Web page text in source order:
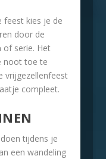
feest kies je de
door de
serie. Het
noot toe te
vrijgezellenfeest
compleet.
tijdens je
een wandeling